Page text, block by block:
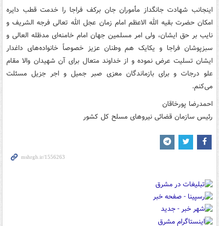
اینجانب شهادت جانگداز مأموران جان برکف فراجا را خدمت قطب دایره
امکان حضرت بقیه الله الاعظم امام زمان عجل الله تعالی فرجه الشریف و
نایب بر حق ایشان، ولی امر مسلمین جهان امام خامنه‌ای مدظله العالی و
سبزپوشان فراجا و یکایک هم وطنان عزیز خصوصاً خانواده‌های داغدار
ایشان تسلیت عرض نموده و از خداوند متعال برای آن شهیدان والا مقام
علو درجات و برای بازماندگان معزی صبر جمیل و اجر جزیل مسئلت
می‌کنم.
احمدرضا پورخاقان
رئیس سازمان قضائی نیروهای مسلح کل کشور